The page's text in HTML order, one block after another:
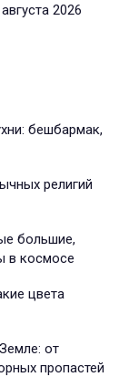
2026
бешбармак,
религий
большие,
в космосе
цвета
от
пропастей